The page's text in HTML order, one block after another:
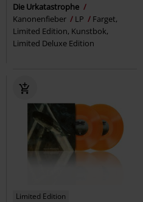
Die Urkatastrophe
Kanonenfieber
LP
Farget,
Limited Edition, Kunstbok,
Limited Deluxe Edition
Limited Edition